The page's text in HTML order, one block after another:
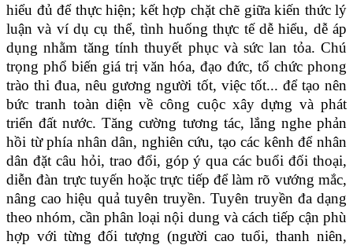
hiểu đủ để thực hiện; kết hợp chặt chẽ giữa kiến thức lý
luận và ví dụ cụ thể, tình huống thực tế dễ hiểu, dễ áp
dụng nhằm tăng tính thuyết phục và sức lan tỏa. Chú
trọng phổ biến giá trị văn hóa, đạo đức, tổ chức phong
trào thi đua, nêu gương người tốt, việc tốt... để tạo nên
bức tranh toàn diện về công cuộc xây dựng và phát
triển đất nước. Tăng cường tương tác, lắng nghe phản
hồi từ phía nhân dân, nghiên cứu, tạo các kênh để nhân
dân đặt câu hỏi, trao đổi, góp ý qua các buổi đối thoại,
diễn đàn trực tuyến hoặc trực tiếp để làm rõ vướng mắc,
nâng cao hiệu quả tuyên truyền. Tuyên truyền đa dạng
theo nhóm, cần phân loại nội dung và cách tiếp cận phù
hợp với từng đối tượng (người cao tuổi, thanh niên,